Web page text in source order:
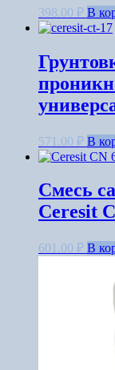
398.00 ₽ В
571.00 ₽ В
Смесь
Ceresit
601.00 ₽ В